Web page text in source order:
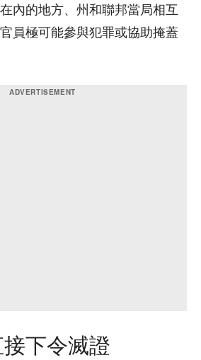
內的地方、州和聯邦當局相互
員極可能參與犯罪或協助掩蓋
下令滅證